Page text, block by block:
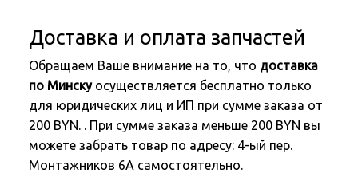
Доставка и оплата запчастей
Обращаем Ваше внимание на то, что доставка
по Минскуосуществляется бесплатно только
для юридических лиц и ИП при сумме заказа от
200 BYN. . При сумме заказа меньше 200 BYN вы
можете забрать товар по адресу: 4-ый пер.
Монтажников 6А самостоятельно.